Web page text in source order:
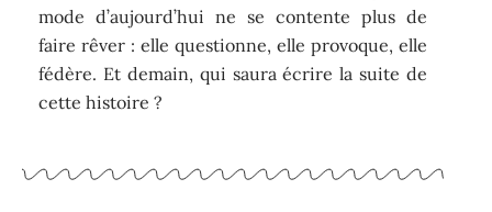
mode d’aujourd’hui ne se contente plus de
faire rêver : elle questionne, elle provoque, elle
fédère. Et demain, qui saura écrire la suite de
cette histoire ?